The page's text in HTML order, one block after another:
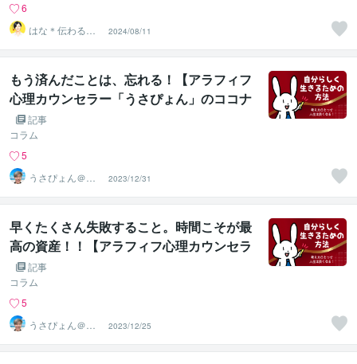
6
はな＊伝わる形
に整えるデザイ
ン秘書
2024/08/11
もう済んだことは、忘れる！【アラフィフ
心理カウンセラー「うさぴょん」のココナ
ラ電話相談】
記事
コラム
5
うさぴょん＠癒
し系アラフィフ
心寄り添い人
2023/12/31
早くたくさん失敗すること。時間こそが最
高の資産！！【アラフィフ心理カウンセラ
ー「うさぴょん」のココナラ電話相談】
記事
コラム
5
うさぴょん＠癒
し系アラフィフ
心寄り添い人
2023/12/25